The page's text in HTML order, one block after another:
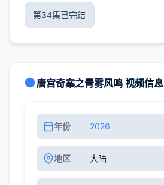
第34集已完结
唐宫奇案之青雾风鸣 视频信息
年份 2026
地区 大陆